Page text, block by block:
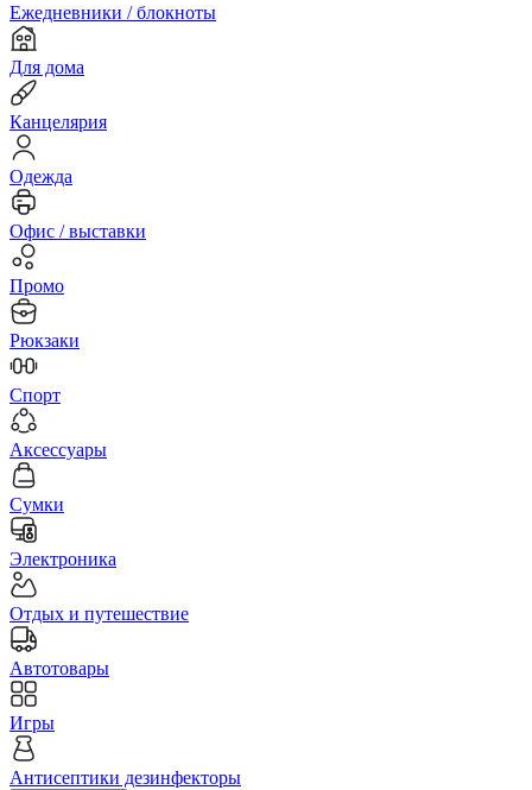
Ежедневники / блокноты
Для дома
Канцелярия
Одежда
Офис / выставки
Промо
Рюкзаки
Спорт
Аксессуары
Сумки
Электроника
Отдых и путешествие
Автотовары
Игры
Антисептики дезинфекторы